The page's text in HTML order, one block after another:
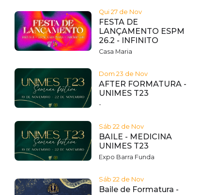
Qui 27 de Nov
FESTA DE
LANÇAMENTO ESPM
26.2 - INFINITO
Casa Maria
Dom 23 de Nov
AFTER FORMATURA -
UNIMES T23
-
Sáb 22 de Nov
BAILE - MEDICINA
UNIMES T23
Expo Barra Funda
Sáb 22 de Nov
Baile de Formatura -